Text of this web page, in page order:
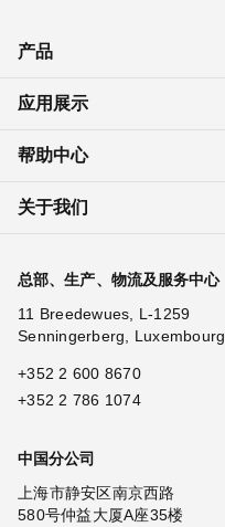
产品
应用展示
帮助中心
关于我们
总部、生产、物流及服务中心
11 Breedewues, L-1259
Senningerberg, Luxembourg
+352 2 600 8670
+352 2 786 1074
中国分公司
上海市静安区南京西路
580号仲益大厦A座35楼